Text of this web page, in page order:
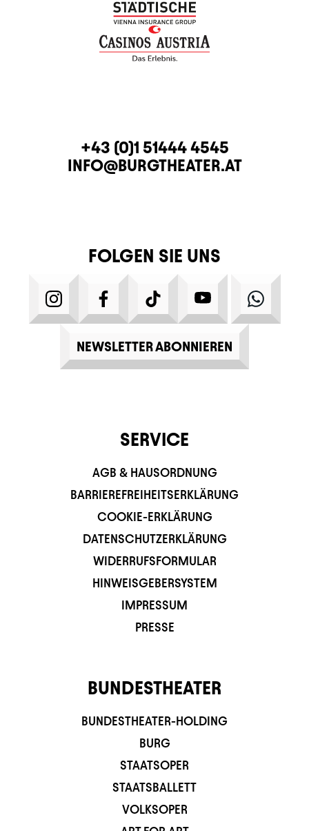
KONTAKTTELEFON
+43 (0)1 51444 4545
E-MAIL
INFO@BURGTHEATER.AT
FOLGEN SIE UNS
INSTAGRAMFACEBOOKTIKTOK YOUTUBE
NEWSLETTER ABONNIEREN
SERVICE
AGB & HAUSORDNUNG
BARRIEREFREIHEITSERKLÄRUNG
COOKIE-ERKLÄRUNG
DATENSCHUTZERKLÄRUNG
WIDERRUFSFORMULAR
HINWEISGEBERSYSTEM
IMPRESSUM
PRESSE
BUNDESTHEATER
BUNDESTHEATER-HOLDING
BURG
STAATSOPER
STAATSBALLETT
VOLKSOPER